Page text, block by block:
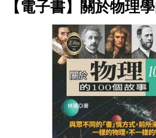
【電子書】關於物理